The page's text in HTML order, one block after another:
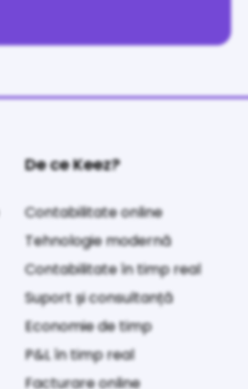
De ce Keez?
Contabilitate online
Tehnologie modernă
Contabilitate în timp real
Suport și consultanță
Economie de timp
P&L în timp real
Facturare online